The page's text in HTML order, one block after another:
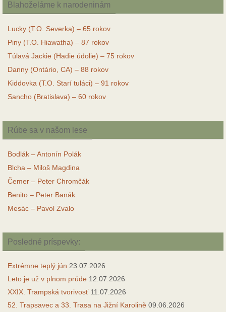
Blahoželáme k narodeninám
Lucky (T.O. Severka) – 65 rokov
Piny (T.O. Hiawatha) – 87 rokov
Túlavá Jackie (Hadie údolie) – 75 rokov
Danny (Ontário, CA) – 88 rokov
Kiddovka (T.O. Starí tuláci) – 91 rokov
Sancho (Bratislava) – 60 rokov
Rúbe sa v našom lese
Bodlák – Antonín Polák
Blcha – Miloš Magdina
Čemer – Peter Chromčák
Benito – Peter Banák
Mesác – Pavol Zvalo
Posledné príspevky:
Extrémne teplý jún 23.07.2026
Leto je už v plnom prúde 12.07.2026
XXIX. Trampská tvorivosť 11.07.2026
52. Trapsavec a 33. Trasa na Jižní Karolině 09.06.2026